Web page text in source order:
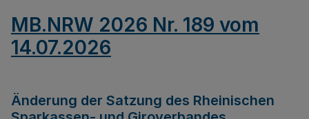
MB.NRW 2026 Nr. 189 vom
14.07.2026
Änderung der Satzung des Rheinischen